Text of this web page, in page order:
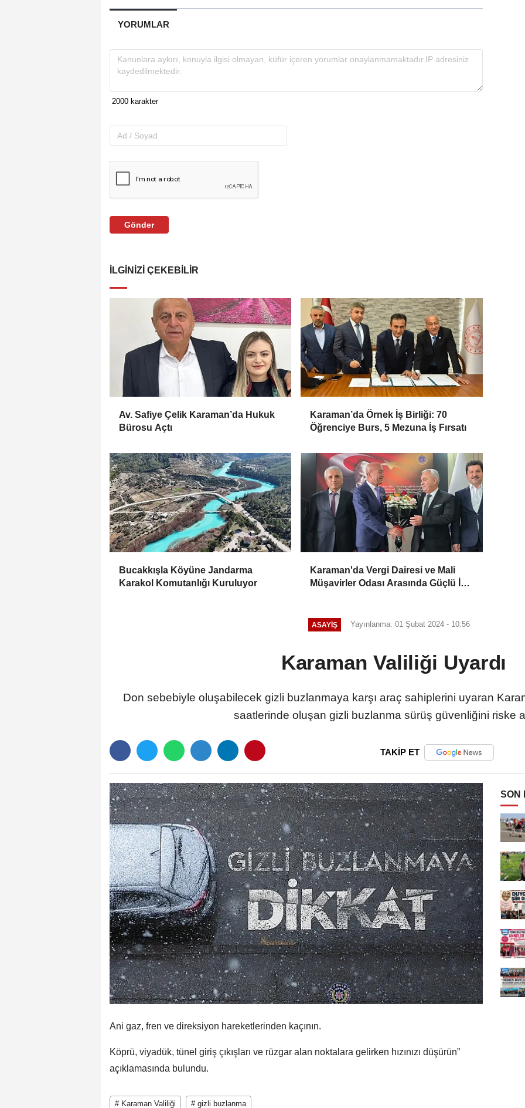
YORUMLAR
Gönder
İLGINIZI ÇEKEBILIR
Av. Safiye Çelik Karaman’da Hukuk
Bürosu Açtı
Karaman’da Örnek İş Birliği: 70
Öğrenciye Burs, 5 Mezuna İş Fırsatı
Bucakkışla Köyüne Jandarma
Karakol Komutanlığı Kuruluyor
Karaman'da Vergi Dairesi ve Mali
Müşavirler Odası Arasında Güçlü İş
ASAYIŞ Yayınlanma: 01 Şubat 2024 - 10:56
Karaman Valiliği Uyardı
Don sebebiyle oluşabilecek gizli buzlanmaya karşı araç sahiplerini uyaran
saatlerinde oluşan gizli buzlanma sürüş güvenliğini riske
TAKİP ET
Ani gaz, fren ve direksiyon hareketlerinden kaçının.
Köprü, viyadük, tünel giriş çıkışları ve rüzgar alan noktalara gelirken hızınızı düşürün”
açıklamasında bulundu.
# Karaman Valiliği # gizli buzlanma
SON